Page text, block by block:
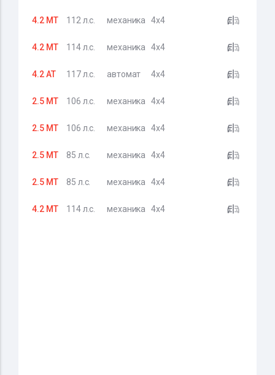
4.2 MT 112 л.с. механика 4x4
4.2 MT 114 л.с. механика 4x4
4.2 AT 117 л.с. автомат 4x4
2.5 MT 106 л.с. механика 4x4
2.5 MT 106 л.с. механика 4x4
2.5 MT 85 л.с. механика 4x4
2.5 MT 85 л.с. механика 4x4
4.2 MT 114 л.с. механика 4x4